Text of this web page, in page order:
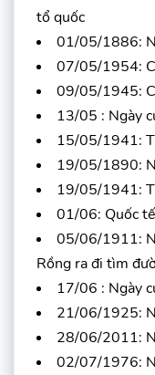
tổ quốc
01/05/1886:
07/05/1954:
09/05/1945:
13/05 : Ngày
15/05/1941:
19/05/1890:
19/05/1941:
01/06: Quốc
05/06/1911:
Rồng ra đi tìm
17/06 : Ngày
21/06/1925:
28/06/2011:
02/07/1976: